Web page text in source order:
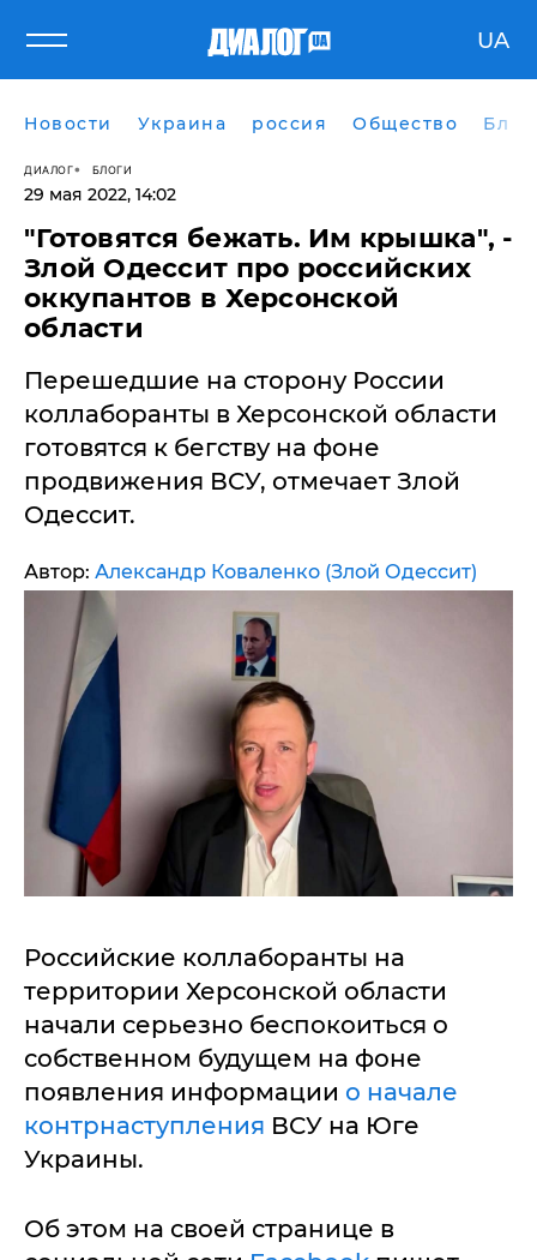
UA
Новости Украина россия Общество
ДИАЛОГ БЛОГИ
29 мая 2022, 14:02
"Готовятся бежать. Им крышка", -
Злой Одессит про российских
оккупантов в Херсонской
области
Перешедшие на сторону России
коллаборанты в Херсонской области
готовятся к бегству на фоне
продвижения ВСУ, отмечает Злой
Одессит.
Автор: Александр Коваленко (Злой Одессит)
Российские коллаборанты на
территории Херсонской области
начали серьезно беспокоиться о
собственном будущем на фоне
появления информации о начале
контрнаступления ВСУ на Юге
Украины.
Об этом на своей странице в